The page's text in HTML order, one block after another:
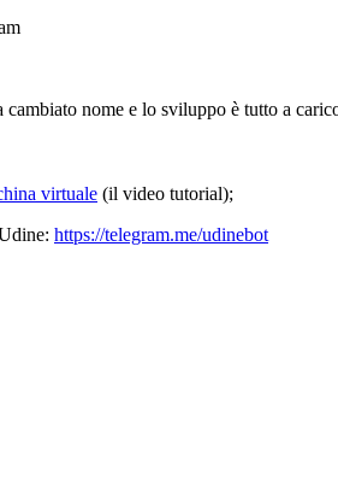
cambiato nome e lo sviluppo è tutto a
virtuale (il video tutorial);
https://telegram.me/udinebot